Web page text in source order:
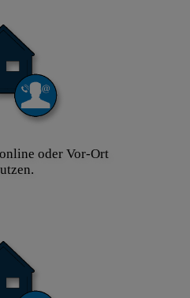
oder Vor-Ort